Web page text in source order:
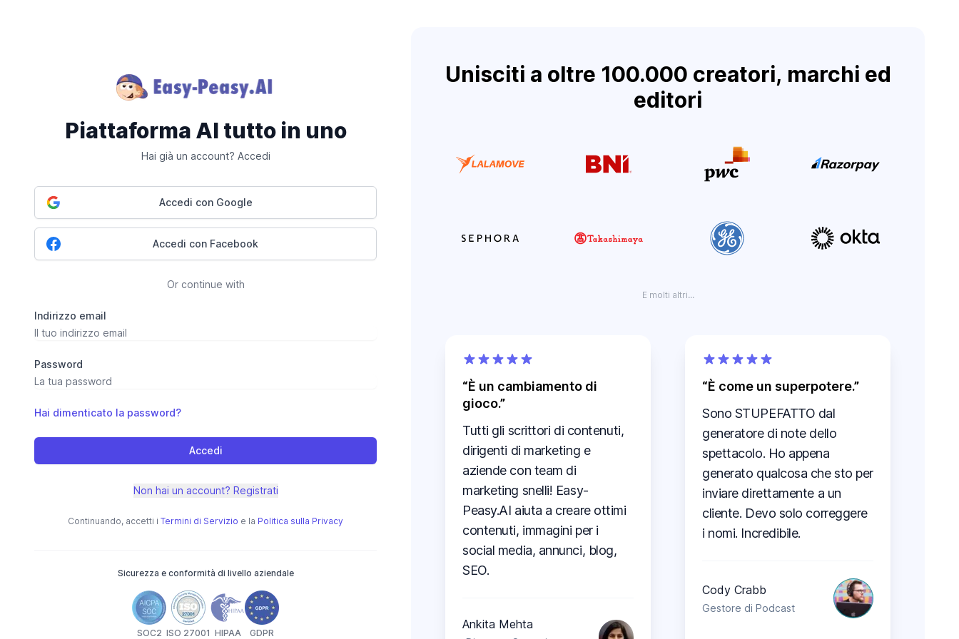
Piattaforma AI tutto in uno
Hai già un account? Accedi
Accedi con Google
Accedi con Facebook
Or continue with
Indirizzo email
Password
Hai dimenticato la password?
Accedi
Non hai un account? Registrati
Continuando, accetti i Termini di Servizio e la Politica sulla Privacy
Sicurezza e conformità di livello aziendale
SOC2 ISO 27001 HIPAA GDPR
Unisciti a oltre 100.000 creatori, marchi ed
editori
E molti altri...
È un cambiamento di
gioco.
Tutti gli scrittori di contenuti,
dirigenti di marketing e
aziende con team di
marketing snelli! Easy-
Peasy.AI aiuta a creare ottimi
contenuti, immagini per i
social media, annunci, blog,
SEO.
Ankita Mehta
È come un superpotere.
Sono STUPEFATTO dal
generatore di note dello
spettacolo. Ho appena
generato qualcosa che sto per
inviare direttamente a un
cliente. Devo solo correggere
i nomi. Incredibile.
Cody Crabb
Gestore di Podcast